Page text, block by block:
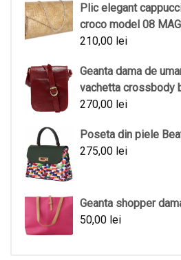
Plic elegant
croco model 08
210,00 lei
Geanta dama de
vachetta crossbody
270,00 lei
Poseta din piele
275,00 lei
Geanta shopper
50,00 lei